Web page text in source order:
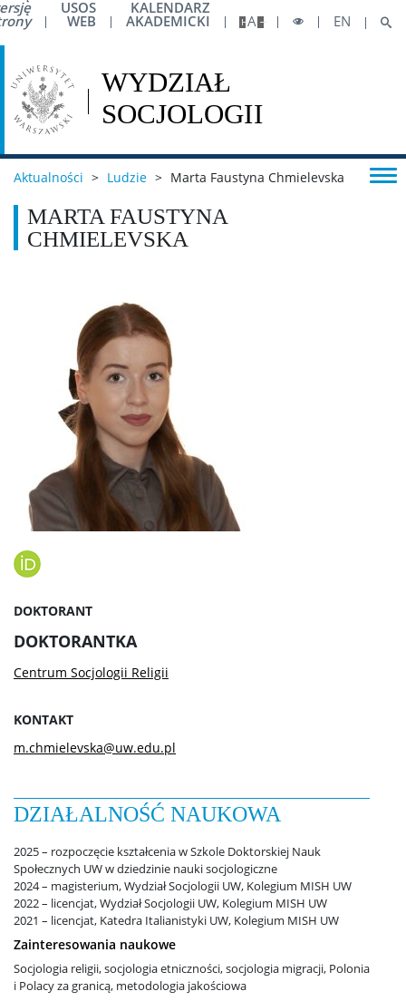
USOS
WEB
KALENDARZ
AKADEMICKI A EN
Wsparcie
Pełnomocnik ds. Równości
Biuro ds. Pomocy Materialnej
Centrum Pomocy Psychologicznej UW
Pierwsza pomoc
Studia
Dziekanat studencki
Jakość kształcenia
Programy studiów
Harmonogram sesji
IT / Oprogramowanie
Mobilność – Erasmus
Aktualności > Ludzie > Marta Faustyna Chmielevska
MARTA FAUSTYNA
CHMIELEVSKA
DOKTORANT
DOKTORANTKA
Centrum Socjologii Religii
KONTAKT
m.chmielevska@uw.edu.pl
DZIAŁALNOŚĆ NAUKOWA
2025 – rozpoczęcie kształcenia w Szkole Doktorskiej Nauk
Społecznych UW w dziedzinie nauki socjologiczne
2024 – magisterium, Wydział Socjologii UW, Kolegium MISH UW
2022 – licencjat, Wydział Socjologii UW, Kolegium MISH UW
2021 – licencjat, Katedra Italianistyki UW, Kolegium MISH UW
Zainteresowania naukowe
Socjologia religii, socjologia etniczności, socjologia migracji, Polonia
i Polacy za granicą, metodologia jakościowa